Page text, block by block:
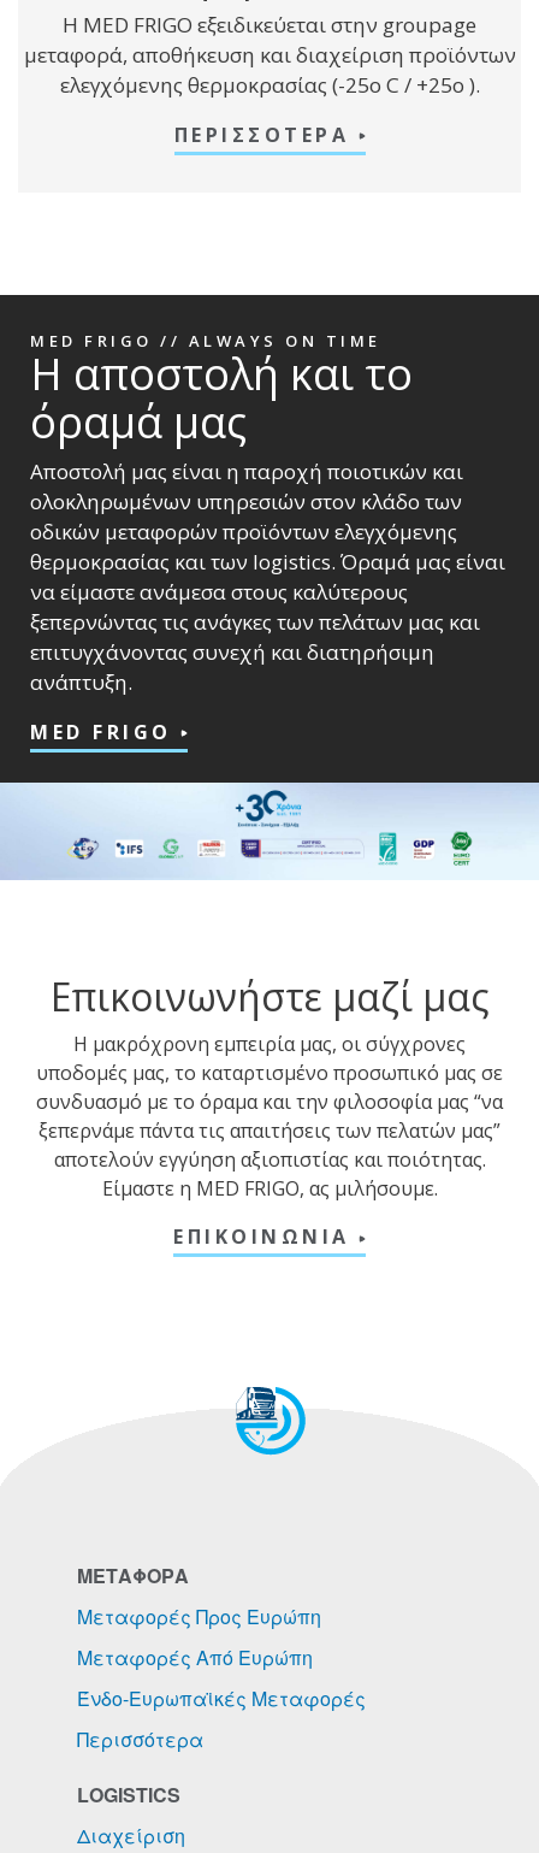
Η MED FRIGO εξειδικεύεται στην groupage
μεταφορά, αποθήκευση και διαχείριση προϊόντων
ελεγχόμενης θερμοκρασίας (-25ο C / +25ο ).
ΠΕΡΙΣΣΟΤΕΡΑ
MED FRIGO // ALWAYS ON TIME
Η αποστολή και το
όραμά μας
Αποστολή μας είναι η παροχή ποιοτικών και
ολοκληρωμένων υπηρεσιών στον κλάδο των
οδικών μεταφορών προϊόντων ελεγχόμενης
θερμοκρασίας και των logistics. Όραμά μας είναι
να είμαστε ανάμεσα στους καλύτερους
ξεπερνώντας τις ανάγκες των πελάτων μας και
επιτυγχάνοντας συνεχή και διατηρήσιμη
ανάπτυξη.
MED FRIGO
Επικοινωνήστε μαζί μας
Η μακρόχρονη εμπειρία μας, οι σύγχρονες
υποδομές μας, το καταρτισμένο προσωπικό μας σε
συνδυασμό με το όραμα και την φιλοσοφία μας “να
ξεπερνάμε πάντα τις απαιτήσεις των πελατών μας”
αποτελούν εγγύηση αξιοπιστίας και ποιότητας.
Είμαστε η MED FRIGO, ας μιλήσουμε.
ΕΠΙΚΟΙΝΩΝΙΑ
ΜΕΤΑΦΟΡΑ
Μεταφορές Προς Ευρώπη
Μεταφορές Από Ευρώπη
Ένδο-Ευρωπαϊκές Μεταφορές
Περισσότερα
LOGISTICS
Διαχείριση